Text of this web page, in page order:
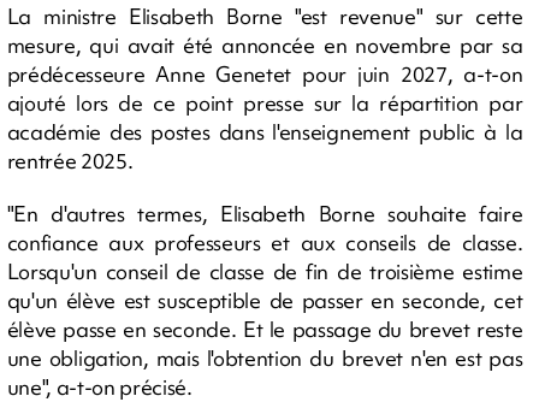
La ministre Elisabeth Borne "est revenue" sur cette
mesure, qui avait été annoncée en novembre par sa
prédécesseure Anne Genetet pour juin 2027, a-t-on
ajouté lors de ce point presse sur la répartition par
académie des postes dans l'enseignement public à la
rentrée 2025.
"En d'autres termes, Elisabeth Borne souhaite faire
confiance aux professeurs et aux conseils de classe.
Lorsqu'un conseil de classe de fin de troisième estime
qu'un élève est susceptible de passer en seconde, cet
élève passe en seconde. Et le passage du brevet reste
une obligation, mais l'obtention du brevet n'en est pas
une", a-t-on précisé.